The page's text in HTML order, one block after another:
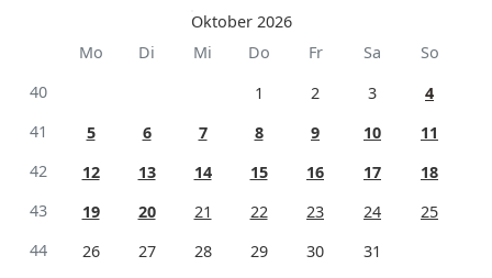
Oktober 2026
Mo
Di Mi Do Fr Sa
So
40
1 2 3
4
41
5 6 7 8 9 10
11
42
12 13 14 15 16 17
18
43
19 20 21 22 23 24
25
44
26 27 28 29 30
31